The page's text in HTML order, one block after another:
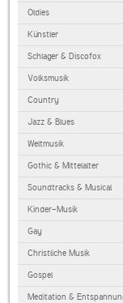
Oldies
Künstler
Schlager & Discofox
Volksmusik
Country
Jazz & Blues
Weltmusik
Gothic & Mittelalter
Soundtracks & Musical
Kinder-Musik
Gay
Christliche Musik
Gospel
Meditation &